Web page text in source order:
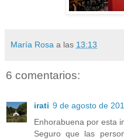
María Rosa a las 13:13
6 comentarios:
irati 9 de agosto de
Enhorabuena por esta
Seguro que las